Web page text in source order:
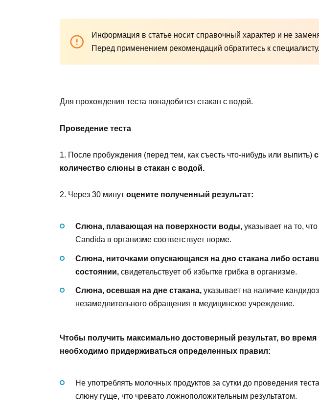
Информация в статье носит справочный характер и не
Перед применением рекомендаций обратитесь к специалисту.
Для прохождения теста понадобится стакан с водой.
Проведение теста
1. После пробуждения (перед тем, как съесть что-нибудь или выпить)
количество слюны в стакан с водой.
2. Через 30 минут оцените полученный результат:
Слюна, плавающая на поверхности воды, указывает на то,
Candida в организме соответствует норме.
Слюна, ниточками опускающаяся на дно стакана либо
состоянии, свидетельствует об избытке грибка в организме.
Слюна, осевшая на дне стакана, указывает на наличие
незамедлительного обращения в медицинское учреждение.
Чтобы получить максимально достоверный результат, во время
необходимо придерживаться определенных правил:
Не употреблять молочных продуктов за сутки до проведения
слюну гуще, что чревато ложноположительным результатом.